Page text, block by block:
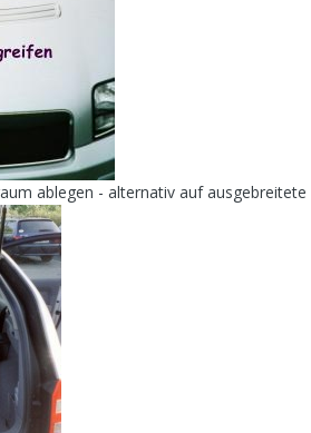
ablegen - alternativ auf ausgebreitete